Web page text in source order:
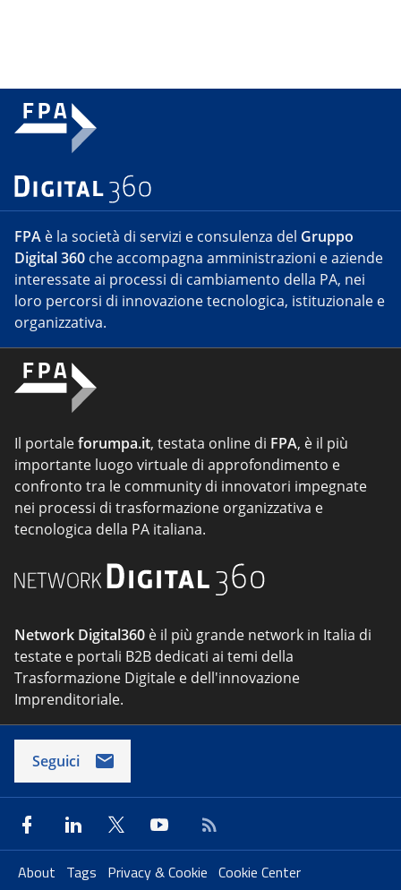
FPA è la società di servizi e consulenza del Gruppo
Digital 360 che accompagna amministrazioni e aziende
interessate ai processi di cambiamento della PA, nei
loro percorsi di innovazione tecnologica, istituzionale e
organizzativa.
Il portaleforumpa.it, testata online di FPA, è il più
importante luogo virtuale di approfondimento e
confronto tra le community di innovatori impegnate
nei processi di trasformazione organizzativa e
tecnologica della PA italiana.
Network Digital360 è il più grande network in Italia di
testate e portali B2B dedicati ai temi della
Trasformazione Digitale e dell'innovazione
Imprenditoriale.
Seguici
About Tags Privacy & Cookie Cookie Center